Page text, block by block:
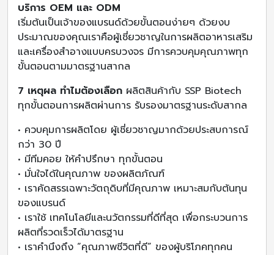
บริการ OEM และ ODM
เริ่มต้นเป็นเจ้าของแบรนด์ด้วยขั้นตอนง่ายๆ ด้วยงบ
ประมาณของคุณเราคือผู้เชี่ยวชาญในการผลิตอาหารเสริม
และเครื่องสำอางแบบครบวงจร มีการควบคุมคุณภาพทุก
ขั้นตอนตามมาตรฐานสากล
7 เหตุผล ทำไมต้องเลือก ผลิตสินค้ากับ SSP Biotech
ทุกขั้นตอนการผลิตผ่านการ รับรองมาตรฐานระดับสากล
• ควบคุมการผลิตโดย ผู้เชี่ยวชาญมากด้วยประสบการณ์
กว่า 30 ปี
• มีทีมคอย ให้คำปรึกษา ทุกขั้นตอน
• มั่นใจได้ในคุณภาพ ของผลิตภัณฑ์
• เราคัดสรรเฉพาะวัตถุดิบที่มีคุณภาพ เหมาะสมกับต้นทุน
ของแบรนด์
• เราใช้ เทคโนโลยีและนวัตกรรมที่ดีที่สุด เพื่อกระบวนการ
ผลิตที่รวดเร็วได้มาตรฐาน
• เราคำนึงถึง “คุณภาพชีวิตที่ดี” ของผู้บริโภคทุกคน